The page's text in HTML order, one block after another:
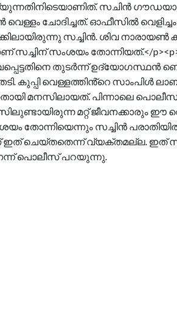
സചിൻ
വെള്ളം ചോദിച്ചത്. ഓഫീസിൽ
സച്ചിൻ. ശിവ നാരായൺ
സച്ചിന് സംശയം തോന്നിയത്.</
തുടർന്ന് ഉദ്യോഗസ്ഥൻ
കുപ്പി വെള്ളത്തിൻ്റെ സാംപിൾ
മനസിലായത്. പിന്നാലെ
മറ്റ് ജീവനക്കാരും ഈ
തോന്നിയെന്നും സച്ചിൻ
ഇത് ചെയ്‌തതെന്ന് വ്യക്തമല്ല. ഇത്
പൊലീസ് പറയുന്നു.